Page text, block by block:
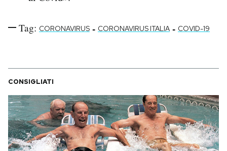
Tag: CORONAVIRUS - CORONAVIRUS ITALIA - COVID-19
CONSIGLIATI